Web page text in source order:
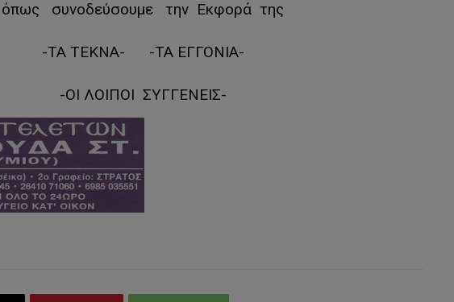
όπως συνοδεύσουμε την Εκφορά της
-ΤΑ ΤΕΚΝΑ- -ΤΑ ΕΓΓΟΝΙΑ-
-ΟΙ ΛΟΙΠΟΙ ΣΥΓΓΕΝΕΙΣ-